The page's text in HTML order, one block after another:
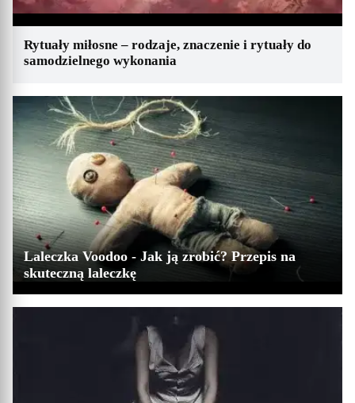
Rytuały miłosne – rodzaje, znaczenie i rytuały do
samodzielnego wykonania
Laleczka Voodoo - Jak ją zrobić? Przepis na
skuteczną laleczkę